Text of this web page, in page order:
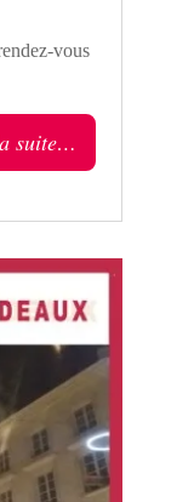
vous
suite…